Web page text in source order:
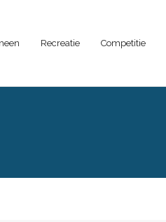
Recreatie Competitie